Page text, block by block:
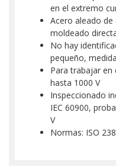
en el extremo
Acero aleado
moldeado
No hay
pequeño,
Para trabajar en
hasta 1000 V
Inspeccionado
IEC 60900,
V
Normas: ISO